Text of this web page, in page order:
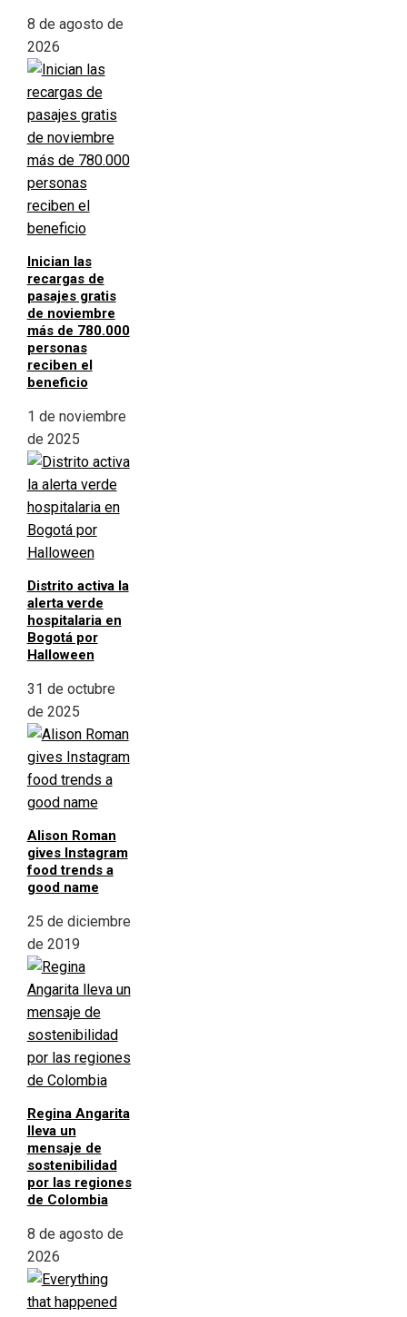
8 de agosto de
2026
Inician las
recargas de
pasajes gratis
de noviembre
más de 780.000
personas
reciben el
beneficio
1 de noviembre
de 2025
Distrito activa la
alerta verde
hospitalaria en
Bogotá por
Halloween
31 de octubre
de 2025
Alison Roman
gives Instagram
food trends a
good name
25 de diciembre
de 2019
Regina Angarita
lleva un
mensaje de
sostenibilidad
por las regiones
de Colombia
8 de agosto de
2026